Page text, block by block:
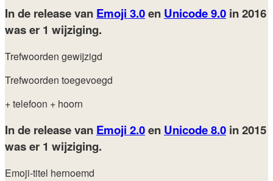
In de release van Emoji 3.0en Unicode 9.0 in 2016
was er 1 wijziging.
Trefwoorden gewijzigd
Trefwoorden toegevoegd
+ telefoon + hoorn
In de release van Emoji 2.0en Unicode 8.0 in 2015
was er 1 wijziging.
Emoji-titel hernoemd